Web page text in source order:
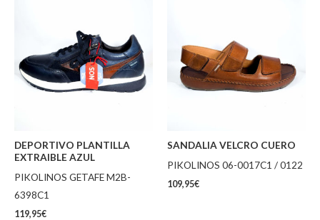
DEPORTIVO PLANTILLA
EXTRAIBLE AZUL
PIKOLINOS GETAFE M2B-
6398C1
119,95€
SANDALIA VELCRO CUERO
PIKOLINOS 06-0017C1 / 0122
109,95€